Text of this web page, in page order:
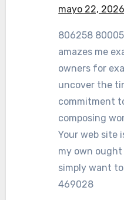
mayo 22, 2026
806258
amazes me
owners for
uncover the
commitment
composing
Your web site
my own ought
simply want
469028